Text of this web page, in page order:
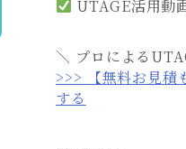
UTAGE活用動
＼ プロによる
>>> 【無料お見
する